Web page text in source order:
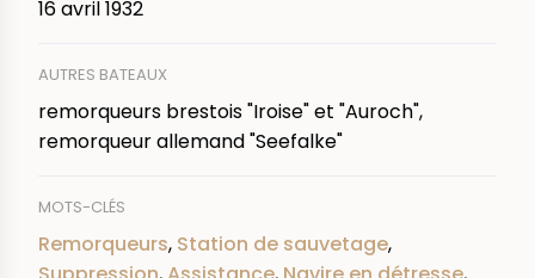
16 avril 1932
AUTRES BATEAUX
remorqueurs brestois "Iroise" et "Auroch",
remorqueur allemand "Seefalke"
MOTS-CLÉS
Remorqueurs, Station de sauvetage,